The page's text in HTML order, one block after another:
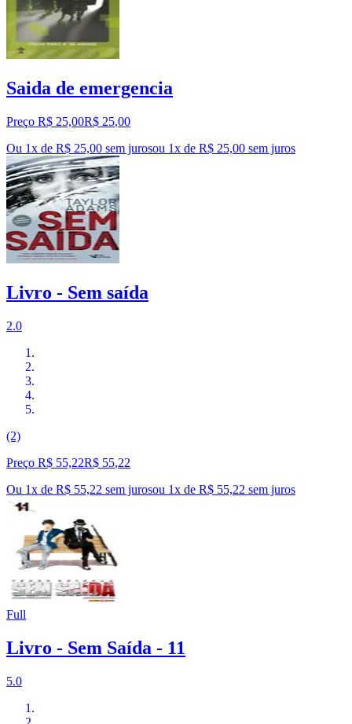
Saida de emergencia
Preço R$ 25,00R$ 25,00
Ou 1x de R$ 25,00 sem jurosou 1x de R$ 25,00 sem juros
Livro - Sem saída
2.0
(2)
Preço R$ 55,22R$ 55,22
Ou 1x de R$ 55,22 sem jurosou 1x de R$ 55,22 sem juros
Full
Livro - Sem Saída - 11
5.0